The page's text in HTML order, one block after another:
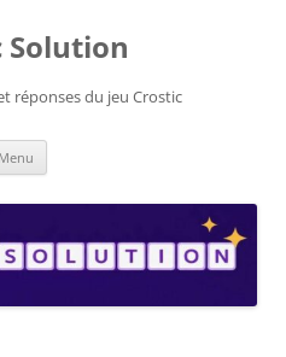
Solution
réponses du jeu Crostic
Menu